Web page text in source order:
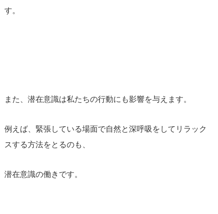
す。
また、潜在意識は私たちの行動にも影響を与えます。
例えば、緊張している場面で自然と深呼吸をしてリラック
スする方法をとるのも、
潜在意識の働きです。